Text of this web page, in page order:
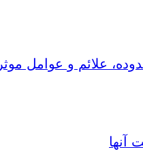
علائم و عوامل موثر
آنها